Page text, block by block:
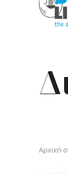
Αρχική